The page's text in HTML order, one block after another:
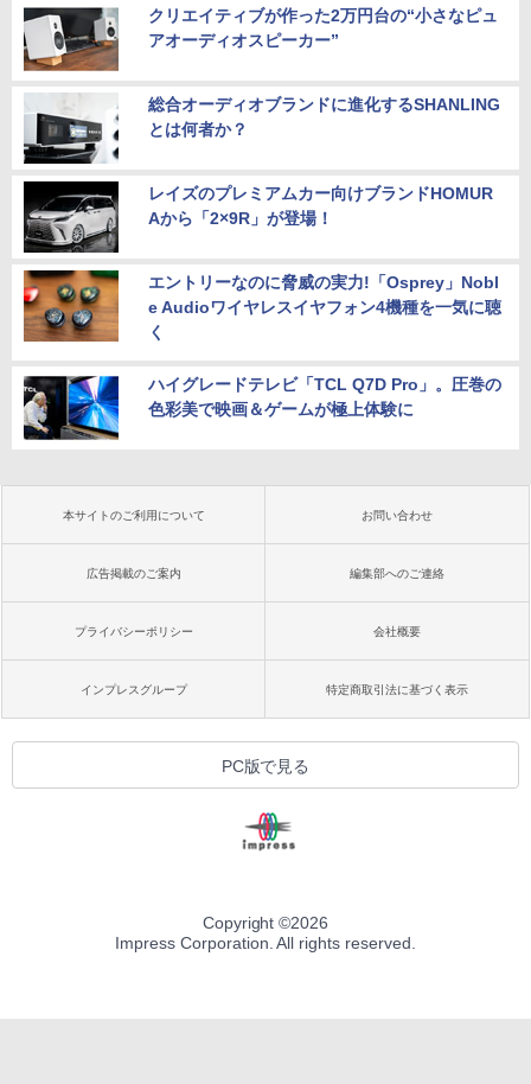
クリエイティブが作った2万円台の“小さなピュ
アオーディオスピーカー”
総合オーディオブランドに進化するSHANLING
とは何者か？
レイズのプレミアムカー向けブランドHOMUR
Aから「2×9R」が登場！
エントリーなのに脅威の実力!「Osprey」Nobl
e Audioワイヤレスイヤフォン4機種を一気に聴
く
ハイグレードテレビ「TCL Q7D Pro」。圧巻の
色彩美で映画＆ゲームが極上体験に
本サイトのご利用について お問い合わせ
広告掲載のご案内 編集部へのご連絡
プライバシーポリシー 会社概要
インプレスグループ 特定商取引法に基づく表示
PC版で見る
Copyright ©2026
Impress Corporation. All rights reserved.